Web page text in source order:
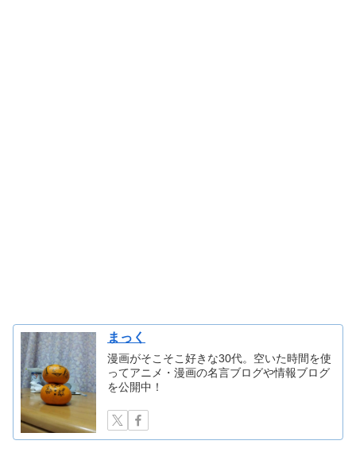
まっく
漫画がそこそこ好きな30代。空いた時間を使
ってアニメ・漫画の名言ブログや情報ブログ
を公開中！